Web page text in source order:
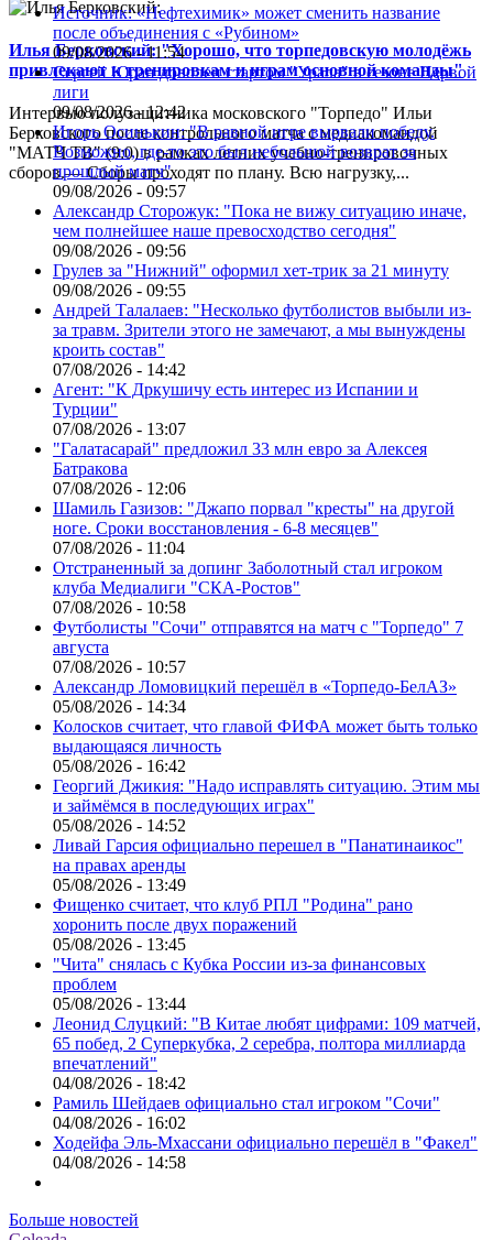
Илья Берковский: "Хорошо, что торпедовскую молодёжь
привлекают к тренировкам и играм основной команды"
Интервью полузащитника московского "Торпедо" Ильи
Берковского после контрольного матча с медиакомандой
"МАТЧ ТВ" (9:0) в рамках летних учебно-тренировочных
сборов.— Сборы проходят по плану. Всю нагрузку,...
Источник: «Нефтехимик» может сменить название
после объединения с «Рубином»
09/08/2026 - 11:54
Сергей Юран доволен стартом "Урала" в сезоне Первой
лиги
09/08/2026 - 12:42
Игорь Осинькин: "В равной игре вырвали победу.
Возможно, где-то это был небольшой возврат за
прошлый матч"
09/08/2026 - 09:57
Александр Сторожук: "Пока не вижу ситуацию иначе,
чем полнейшее наше превосходство сегодня"
09/08/2026 - 09:56
Грулев за "Нижний" оформил хет-трик за 21 минуту
09/08/2026 - 09:55
Андрей Талалаев: "Несколько футболистов выбыли из-
за травм. Зрители этого не замечают, а мы вынуждены
кроить состав"
07/08/2026 - 14:42
Агент: "К Дркушичу есть интерес из Испании и
Турции"
07/08/2026 - 13:07
"Галатасарай" предложил 33 млн евро за Алексея
Батракова
07/08/2026 - 12:06
Шамиль Газизов: "Джапо порвал "кресты" на другой
ноге. Сроки восстановления - 6-8 месяцев"
07/08/2026 - 11:04
Отстраненный за допинг Заболотный стал игроком
клуба Медиалиги "СКА-Ростов"
07/08/2026 - 10:58
Футболисты "Сочи" отправятся на матч с "Торпедо" 7
августа
07/08/2026 - 10:57
Александр Ломовицкий перешёл в «Торпедо-БелАЗ»
05/08/2026 - 14:34
Колосков считает, что главой ФИФА может быть только
выдающаяся личность
05/08/2026 - 16:42
Георгий Джикия: "Надо исправлять ситуацию. Этим мы
и займёмся в последующих играх"
05/08/2026 - 14:52
Ливай Гарсия официально перешел в "Панатинаикос"
на правах аренды
05/08/2026 - 13:49
Фищенко считает, что клуб РПЛ "Родина" рано
хоронить после двух поражений
05/08/2026 - 13:45
"Чита" снялась с Кубка России из-за финансовых
проблем
05/08/2026 - 13:44
Леонид Слуцкий: "В Китае любят цифрами: 109 матчей,
65 побед, 2 Суперкубка, 2 серебра, полтора миллиарда
впечатлений"
04/08/2026 - 18:42
Рамиль Шейдаев официально стал игроком "Сочи"
04/08/2026 - 16:02
Ходейфа Эль-Мхассани официально перешёл в "Факел"
04/08/2026 - 14:58
Больше новостей